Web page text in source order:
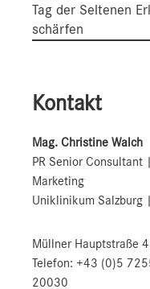
Tag der Seltenen
schärfen
Kontakt
Mag. Christine Walch
PR Senior
Marketing
Uniklinikum Salzburg
Müllner Hauptstraße
Telefon: +43 (0)5
20030